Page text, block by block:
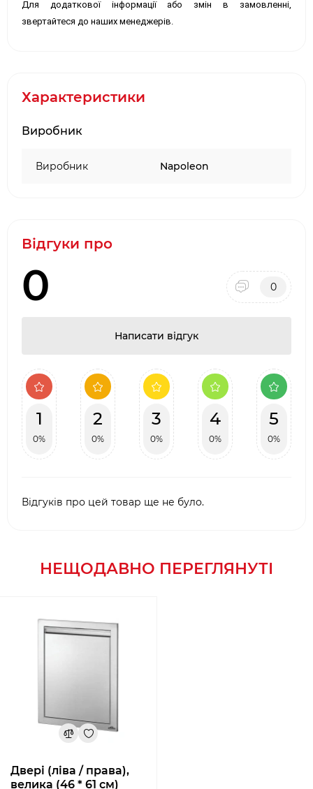
Для додаткової інформації або змін в замовленні,
звертайтеся до наших менеджерів.
Характеристики
Виробник
Виробник Napoleon
Відгуки про
0 0
Написати відгук
1
0%
2
0%
3
0%
4
0%
5
0%
Відгуків про цей товар ще не було.
НЕЩОДАВНО ПЕРЕГЛЯНУТІ
Двері (ліва / права),
велика (46 * 61 см)